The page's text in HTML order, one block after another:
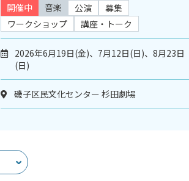
開催中 音楽 公演
募集
ワークショップ
講座・トーク
2026年6月19日(金)、7月12日(日)、8月23日
(日)
磯子区民文化センター 杉田劇場